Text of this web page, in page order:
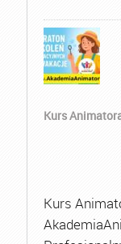
Kurs
Kurs